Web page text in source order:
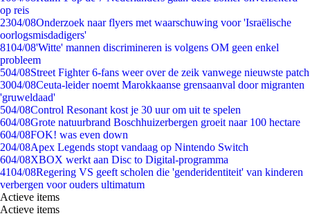
op reis
2304/08Onderzoek naar flyers met waarschuwing voor 'Israëlische
oorlogsmisdadigers'
8104/08'Witte' mannen discrimineren is volgens OM geen enkel
probleem
504/08Street Fighter 6-fans weer over de zeik vanwege nieuwste patch
3004/08Ceuta-leider noemt Marokkaanse grensaanval door migranten
'gruweldaad'
504/08Control Resonant kost je 30 uur om uit te spelen
604/08Grote natuurbrand Boschhuizerbergen groeit naar 100 hectare
604/08FOK! was even down
204/08Apex Legends stopt vandaag op Nintendo Switch
604/08XBOX werkt aan Disc to Digital-programma
4104/08Regering VS geeft scholen die 'genderidentiteit' van kinderen
verbergen voor ouders ultimatum
Actieve items
Actieve items